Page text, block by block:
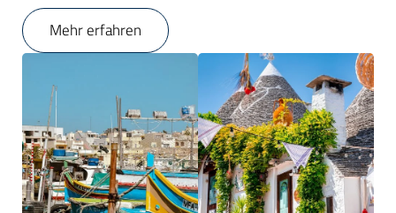
Mehr erfahren